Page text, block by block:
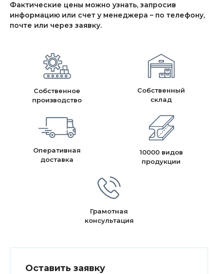
Фактические цены можно узнать, запросив
информацию или счет у менеджера – по телефону,
почте или через заявку.
Собственное
производство
Собственный
склад
Оперативная
доставка
10000 видов
продукции
Грамотная
консультация
Оставить заявку